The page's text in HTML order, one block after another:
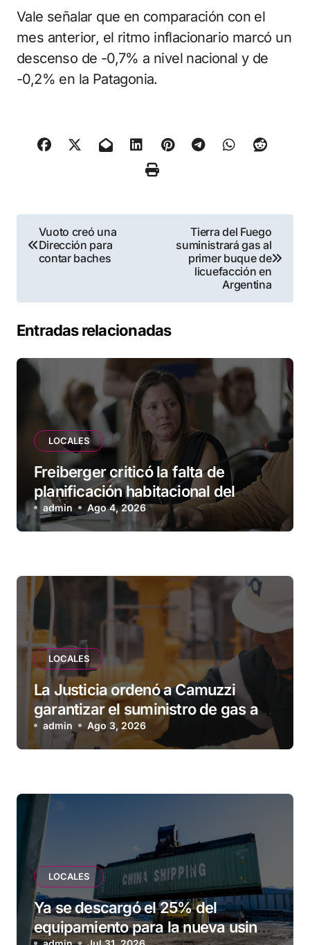
Vale señalar que en comparación con el
mes anterior, el ritmo inflacionario marcó un
descenso de -0,7% a nivel nacional y de
-0,2% en la Patagonia.
Navegación
de
Vuoto creó una
Dirección para
contar baches
Tierra del Fuego
suministrará gas al
primer buque de
licuefacción en
Argentina
Entradas relacionadas
LOCALES
Freiberger criticó la falta de
planificación habitacional del
Municipio: “Vuoto deja afuera a
vecinos que llevan más de 20 años
admin Ago 4, 2026
LOCALES
La Justicia ordenó a Camuzzi
garantizar el suministro de gas a
una familia de Tolhuin
admin Ago 3, 2026
LOCALES
Ya se descargó el 25% del
equipamiento para la nueva usina